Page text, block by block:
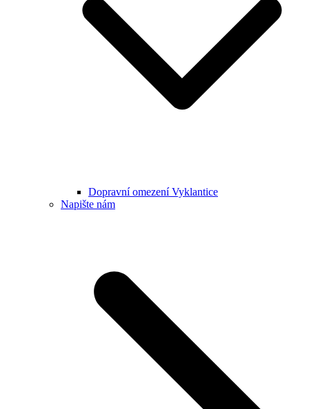
Dopravní omezení Vyklantice
Napište nám